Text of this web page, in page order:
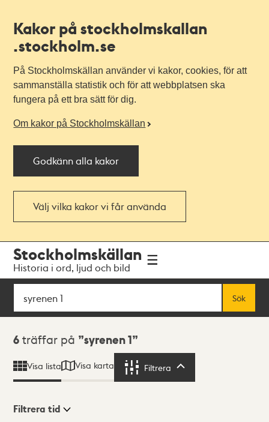
Kakor på stockholmskallan
.stockholm.se
På Stockholmskällan använder vi kakor, cookies, för att
sammanställa statistik och för att webbplatsen ska
fungera på ett bra sätt för dig.
Om kakor på Stockholmskällan
Godkänn alla kakor
Välj vilka kakor vi får använda
navigationen
huvudinnehållet
Stockholmskällan
Historia i ord, ljud och bild
Sök
Sök
Sökresultat
6 träffar på syrenen 1
Visa lista Visa karta Filtrera
Filtrera tid